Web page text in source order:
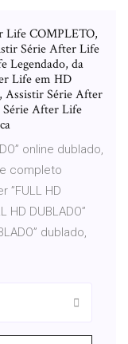
Life COMPLETO,
Série After Life
Legendado, da
Life em HD
Assistir Série After
Série After Life
online dublado,
completo
”FULL HD
HD DUBLADO”
dublado,